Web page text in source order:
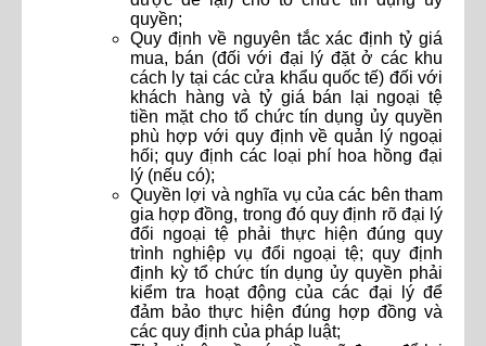
quyền;
Quy định về nguyên tắc xác định tỷ giá
mua, bán (đối với đại lý đặt ở các khu
cách ly tại các cửa khẩu quốc tế) đối với
khách hàng và tỷ giá bán lại ngoại tệ
tiền mặt cho tổ chức tín dụng ủy quyền
phù hợp với quy định về quản lý ngoại
hối; quy định các loại phí hoa hồng đại
lý (nếu có);
Quyền lợi và nghĩa vụ của các bên tham
gia hợp đồng, trong đó quy định rõ đại lý
đổi ngoại tệ phải thực hiện đúng quy
trình nghiệp vụ đổi ngoại tệ; quy định
định kỳ tổ chức tín dụng ủy quyền phải
kiểm tra hoạt động của các đại lý để
đảm bảo thực hiện đúng hợp đồng và
các quy định của pháp luật;